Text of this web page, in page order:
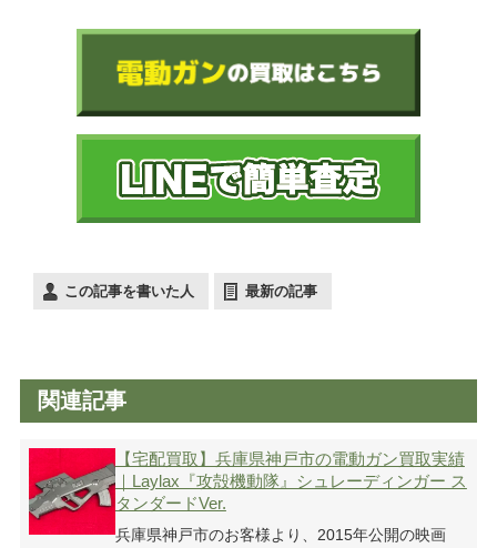
この記事を書いた人 最新の記事
関連記事
【宅配買取】兵庫県神戸市の電動ガン買取実績
｜Laylax『攻殻機動隊』シュレーディンガー ス
タンダードVer.
兵庫県神戸市のお客様より、2015年公開の映画